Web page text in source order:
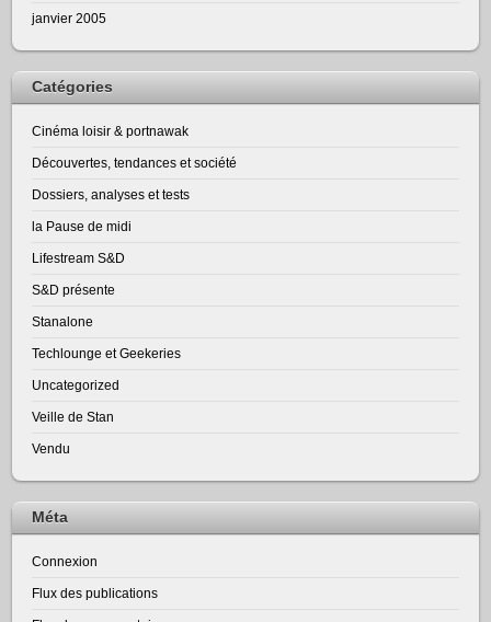
janvier 2005
Catégories
Cinéma loisir & portnawak
Découvertes, tendances et société
Dossiers, analyses et tests
la Pause de midi
Lifestream S&D
S&D présente
Stanalone
Techlounge et Geekeries
Uncategorized
Veille de Stan
Vendu
Méta
Connexion
Flux des publications